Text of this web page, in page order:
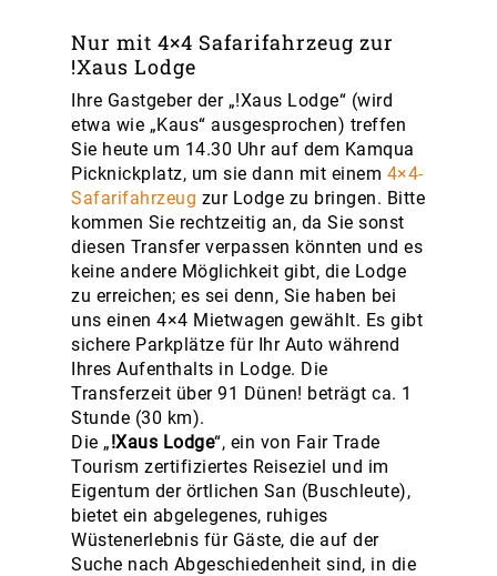
Nur mit 4×4 Safarifahrzeug zur
!Xaus Lodge
Ihre Gastgeber der „!Xaus Lodge“ (wird
etwa wie „Kaus“ ausgesprochen) treffen
Sie heute um 14.30 Uhr auf dem Kamqua
Picknickplatz, um sie dann mit einem 4×4-
Safarifahrzeug zur Lodge zu bringen. Bitte
kommen Sie rechtzeitig an, da Sie sonst
diesen Transfer verpassen könnten und es
keine andere Möglichkeit gibt, die Lodge
zu erreichen; es sei denn, Sie haben bei
uns einen 4×4 Mietwagen gewählt. Es gibt
sichere Parkplätze für Ihr Auto während
Ihres Aufenthalts in Lodge. Die
Transferzeit über 91 Dünen! beträgt ca. 1
Stunde (30 km).
Die „!Xaus Lodge“, ein von Fair Trade
Tourism zertifiziertes Reiseziel und im
Eigentum der örtlichen San (Buschleute),
bietet ein abgelegenes, ruhiges
Wüstenerlebnis für Gäste, die auf der
Suche nach Abgeschiedenheit sind, in die